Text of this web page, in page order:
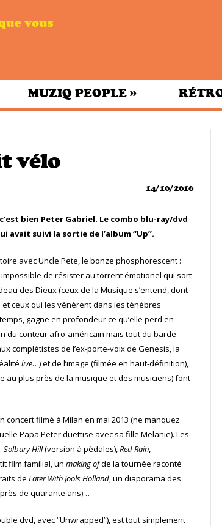
vous
MUZIQ PEOPLE »
vélo
14/10/2016
bien Peter Gabriel. Le combo blu-ray/dvd
avait suivi la sortie de l’album “Up”.
avec Uncle Pete, le bonze phosphorescent :
impossible de résister au torrent émotionel qui sort
des Dieux (ceux de la Musique s’entend, dont
ceux qui les vénèrent dans les ténèbres
gagne en profondeur ce qu’elle perd en
du conteur afro-américain mais tout du barde
complétistes de l’ex-porte-voix de Genesis, la
live…) et de l’image (filmée en haut-définition),
au plus près de la musique et des musiciens) font
filmé à Milan en mai 2013 (ne manquez
Papa Peter duettise avec sa fille Melanie). Les
Solbury Hill(version à pédales),Red Rain,
film familial, un making ofde la tournée raconté
de Later With Jools Holland, un diaporama des
de quarante ans)…
dvd, avec “Unwrapped”), est tout simplement